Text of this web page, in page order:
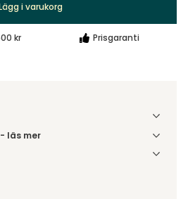
i varukorg
kr Prisgaranti
läs mer
port/tomtgräns. Innan leverans